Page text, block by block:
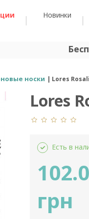
Новинки
носки Lores
Lores
Есть в
грн